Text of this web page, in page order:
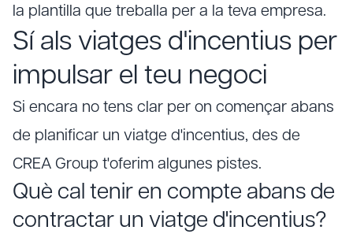
la plantilla que treballa per a la teva empresa.
Sí als viatges d'incentius per
impulsar el teu negoci
Si encara no tens clar per on començar abans
de planificar un viatge d'incentius, des de
CREA Group t'oferim algunes pistes.
Què cal tenir en compte abans de
contractar un viatge d'incentius?